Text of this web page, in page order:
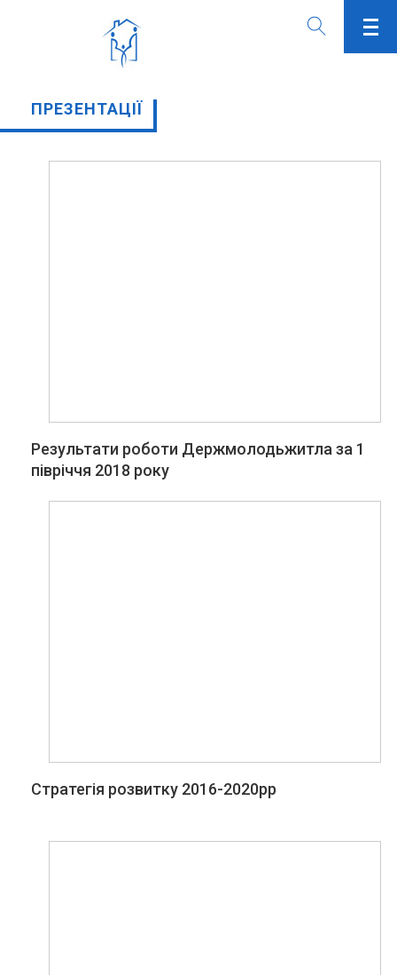
ПРЕЗЕНТАЦІЇ
Результати роботи Держмолодьжитла за 1
півріччя 2018 року
Стратегія розвитку 2016-2020рр